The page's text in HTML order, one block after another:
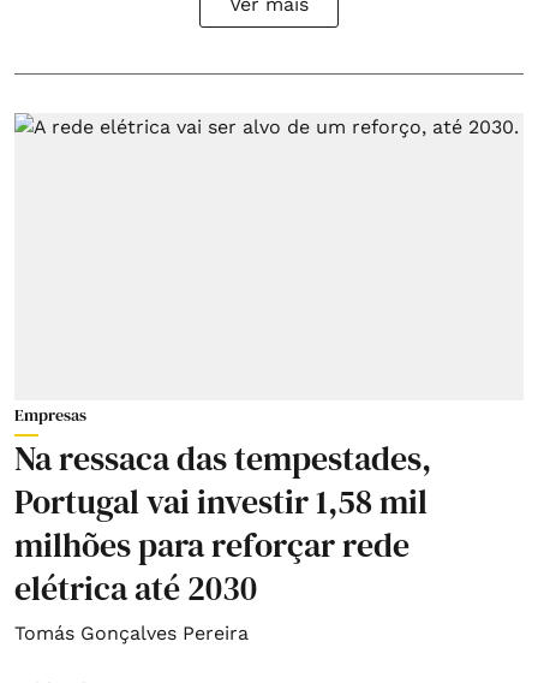
Empresas
Na ressaca das tempestades,
Portugal vai investir 1,58 mil
milhões para reforçar rede
elétrica até 2030
Tomás Gonçalves Pereira